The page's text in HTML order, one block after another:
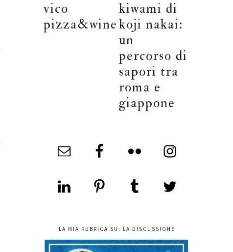
vico
pizza&wine
kiwami di
koji nakai:
un
percorso di
sapori tra
roma e
giappone
LA MIA RUBRICA SU: LA DISCUSSIONE